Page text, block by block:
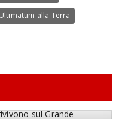
Ultimatum alla Terra